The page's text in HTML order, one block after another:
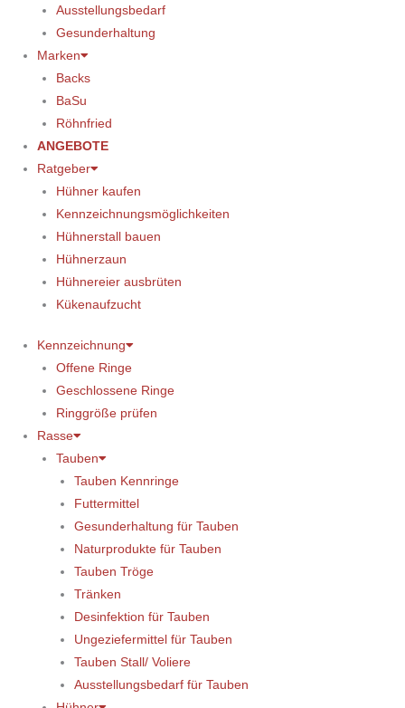
Ausstellungsbedarf
Gesunderhaltung
Marken
Backs
BaSu
Röhnfried
ANGEBOTE
Ratgeber
Hühner kaufen
Kennzeichnungsmöglichkeiten
Hühnerstall bauen
Hühnerzaun
Hühnereier ausbrüten
Kükenaufzucht
Kennzeichnung
Offene Ringe
Geschlossene Ringe
Ringgröße prüfen
Rasse
Tauben
Tauben Kennringe
Futtermittel
Gesunderhaltung für Tauben
Naturprodukte für Tauben
Tauben Tröge
Tränken
Desinfektion für Tauben
Ungeziefermittel für Tauben
Tauben Stall/ Voliere
Ausstellungsbedarf für Tauben